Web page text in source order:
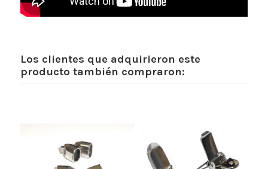
Los clientes que adquirieron este
producto también compraron: